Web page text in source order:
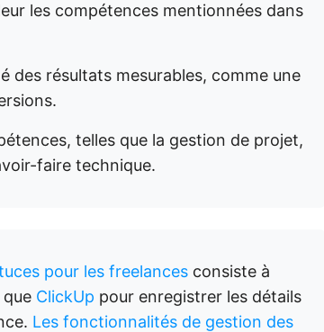
les compétences mentionnées dans
des résultats mesurables, comme une
telles que la gestion de projet,
faire technique.
pour les freelances consiste à
ClickUp pour enregistrer les détails
Les fonctionnalités de gestion des